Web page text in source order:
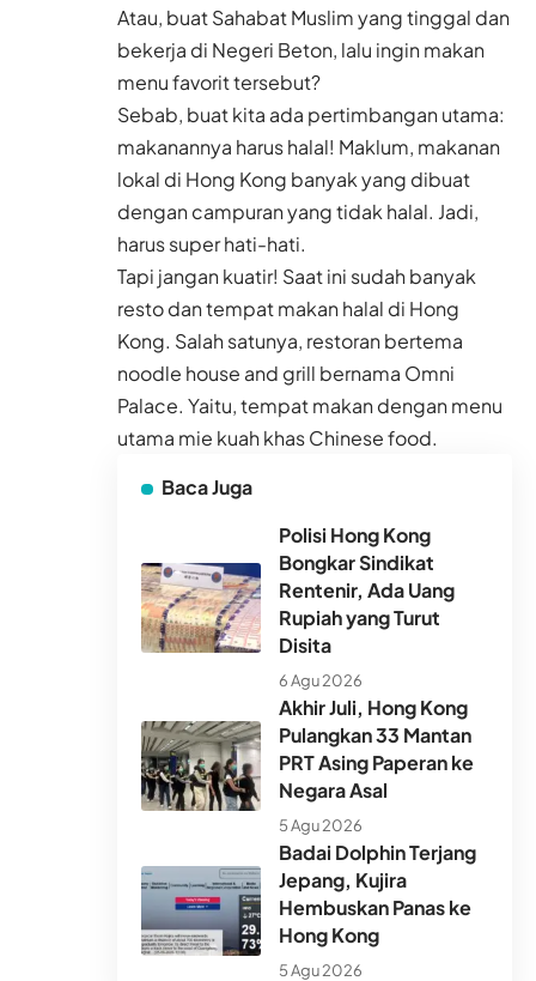
Atau, buat Sahabat Muslim yang tinggal dan
bekerja di Negeri Beton, lalu ingin makan
menu favorit tersebut?
Sebab, buat kita ada pertimbangan utama:
makanannya harus halal! Maklum, makanan
lokal di Hong Kong banyak yang dibuat
dengan campuran yang tidak halal. Jadi,
harus super hati-hati.
Tapi jangan kuatir! Saat ini sudah banyak
resto dan tempat makan halal di Hong
Kong. Salah satunya, restoran bertema
noodle house and grill bernama Omni
Palace. Yaitu, tempat makan dengan menu
utama mie kuah khas Chinese food.
Baca Juga
Polisi Hong Kong
Bongkar Sindikat
Rentenir, Ada Uang
Rupiah yang Turut
Disita
6 Agu 2026
Akhir Juli, Hong Kong
Pulangkan 33 Mantan
PRT Asing Paperan ke
Negara Asal
5 Agu 2026
Badai Dolphin Terjang
Jepang, Kujira
Hembuskan Panas ke
Hong Kong
5 Agu 2026